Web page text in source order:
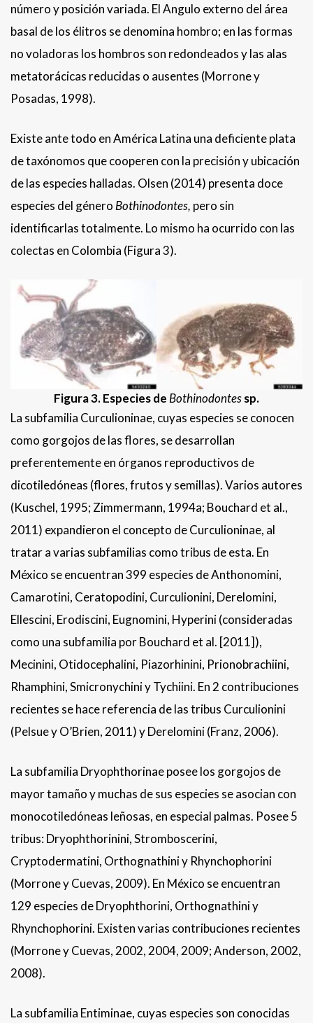
número y posición variada. El Angulo externo del área
basal de los élitros se denomina hombro; en las formas
no voladoras los hombros son redondeados y las alas
metatorácicas reducidas o ausentes (Morrone y
Posadas, 1998).
Existe ante todo en América Latina una deficiente plata
de taxónomos que cooperen con la precisión y ubicación
de las especies halladas. Olsen (2014) presenta doce
especies del género Bothinodontes, pero sin
identificarlas totalmente. Lo mismo ha ocurrido con las
colectas en Colombia (Figura 3).
Figura 3. Especies de Bothinodontessp.
La subfamilia Curculioninae, cuyas especies se conocen
como gorgojos de las flores, se desarrollan
preferentemente en órganos reproductivos de
dicotiledóneas (flores, frutos y semillas). Varios autores
(Kuschel, 1995; Zimmermann, 1994a; Bouchard et al.,
2011) expandieron el concepto de Curculioninae, al
tratar a varias subfamilias como tribus de esta. En
México se encuentran 399 especies de Anthonomini,
Camarotini, Ceratopodini, Curculionini, Derelomini,
Ellescini, Erodiscini, Eugnomini, Hyperini (consideradas
como una subfamilia por Bouchard et al. [2011]),
Mecinini, Otidocephalini, Piazorhinini, Prionobrachiini,
Rhamphini, Smicronychini y Tychiini. En 2 contribuciones
recientes se hace referencia de las tribus Curculionini
(Pelsue y O’Brien, 2011) y Derelomini (Franz, 2006).
La subfamilia Dryophthorinae posee los gorgojos de
mayor tamaño y muchas de sus especies se asocian con
monocotiledóneas leñosas, en especial palmas. Posee 5
tribus: Dryophthorinini, Stromboscerini,
Cryptodermatini, Orthognathini y Rhynchophorini
(Morrone y Cuevas, 2009). En México se encuentran
129 especies de Dryophthorini, Orthognathini y
Rhynchophorini. Existen varias contribuciones recientes
(Morrone y Cuevas, 2002, 2004, 2009; Anderson, 2002,
2008).
La subfamilia Entiminae, cuyas especies son conocidas